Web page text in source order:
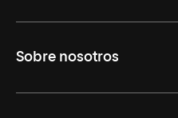
Formación Continua
Sobre nosotros